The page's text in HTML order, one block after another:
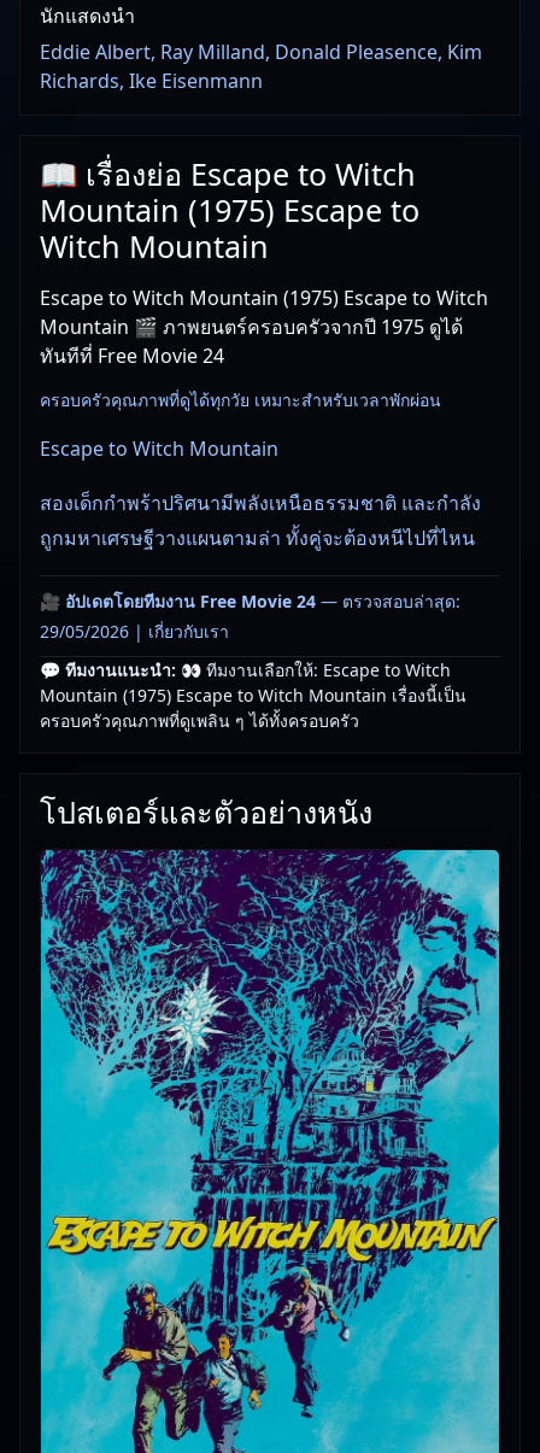
นักแสดงนำ
Eddie Albert, Ray Milland, Donald Pleasence, Kim
Richards, Ike Eisenmann
📖 เรื่องย่อ Escape to Witch
Mountain (1975) Escape to
Witch Mountain
Escape to Witch Mountain (1975) Escape to Witch
Mountain 🎬 ภาพยนตร์ครอบครัวจากปี 1975 ดูได้
ทันทีที่ Free Movie 24
ครอบครัวคุณภาพที่ดูได้ทุกวัย เหมาะสำหรับเวลาพักผ่อน
Escape to Witch Mountain
สองเด็กกำพร้าปริศนามีพลังเหนือธรรมชาติ และกำลัง
ถูกมหาเศรษฐีวางแผนตามล่า ทั้งคู่จะต้องหนีไปที่ไหน
🎥 อัปเดตโดยทีมงาน Free Movie 24 — ตรวจสอบล่าสุด:
29/05/2026 | เกี่ยวกับเรา
💬 ทีมงานแนะนำ: 👀 ทีมงานเลือกให้: Escape to Witch
Mountain (1975) Escape to Witch Mountain เรื่องนี้เป็น
ครอบครัวคุณภาพที่ดูเพลิน ๆ ได้ทั้งครอบครัว
โปสเตอร์และตัวอย่างหนัง